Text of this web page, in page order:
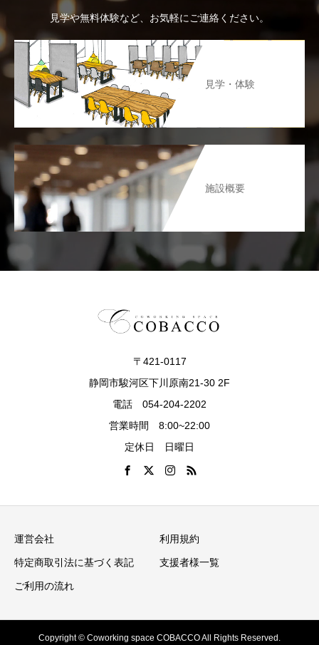
見学や無料体験など、お気軽にご連絡ください。
見学・体験
施設概要
〒421-0117
静岡市駿河区下川原南21-30 2F
電話 054-204-2202
営業時間 8:00~22:00
定休日 日曜日
運営会社 利用規約
特定商取引法に基づく表記 支援者様一覧
ご利用の流れ
Copyright © Coworking space COBACCO All Rights Reserved.